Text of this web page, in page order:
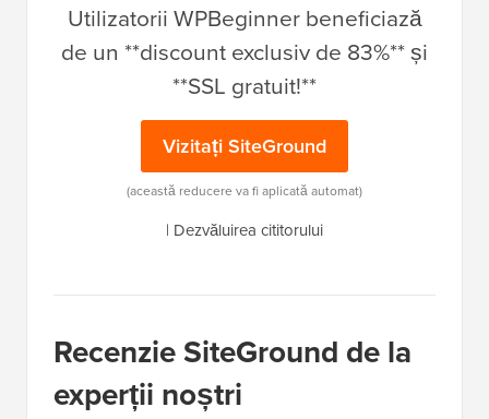
Utilizatorii WPBeginner beneficiază
de un **discount exclusiv de 83%** și
**SSL gratuit!**
Vizitați SiteGround
(această reducere va fi aplicată automat)
| Dezvăluirea cititorului
Recenzie SiteGround de la
experții noștri